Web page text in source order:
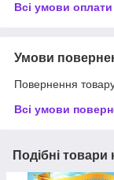
Всі умови оплати
Умови
Повернення
Всі умови
Подібні товари